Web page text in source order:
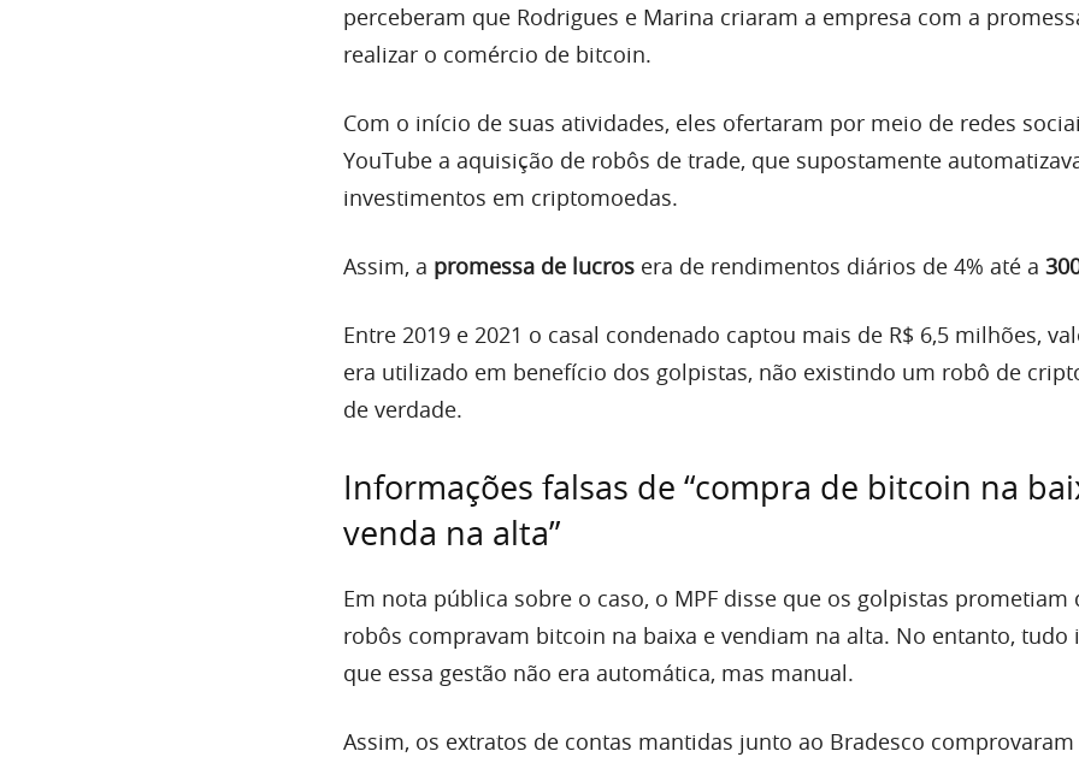
perceberam que Rodrigues e Marina criaram a empresa com a
realizar o comércio de bitcoin.
Com o início de suas atividades, eles ofertaram por meio de redes
YouTube a aquisição de robôs de trade, que supostamente
investimentos em criptomoedas.
Assim, a promessa de lucros era de rendimentos diários de 4% até a
Entre 2019 e 2021 o casal condenado captou mais de R$ 6,5 milhões,
era utilizado em benefício dos golpistas, não existindo um robô de
de verdade.
Informações falsas de “compra de bitcoin na
venda na alta”
Em nota pública sobre o caso, o MPF disse que os golpistas prometiam
robôs compravam bitcoin na baixa e vendiam na alta. No entanto, tudo
que essa gestão não era automática, mas manual.
Assim, os extratos de contas mantidas junto ao Bradesco